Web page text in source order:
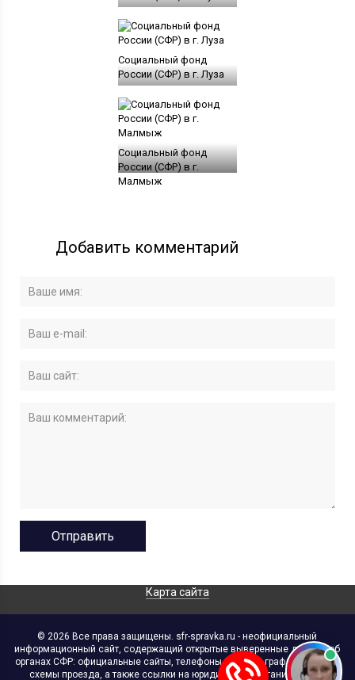
Социальный фонд
России (СФР) в г. Луза
Социальный фонд
России (СФР) в г.
Малмыж
Добавить комментарий
Карта сайта
© 2026 Все права защищены. sfr-spravka.ru - неофициальный
информационный сайт, содержащий открытые выверенные данные об
органах СФР: официальные сайты, телефоны, адреса, графики работы,
схемы проезда, а также ссылки на юридические организации. В